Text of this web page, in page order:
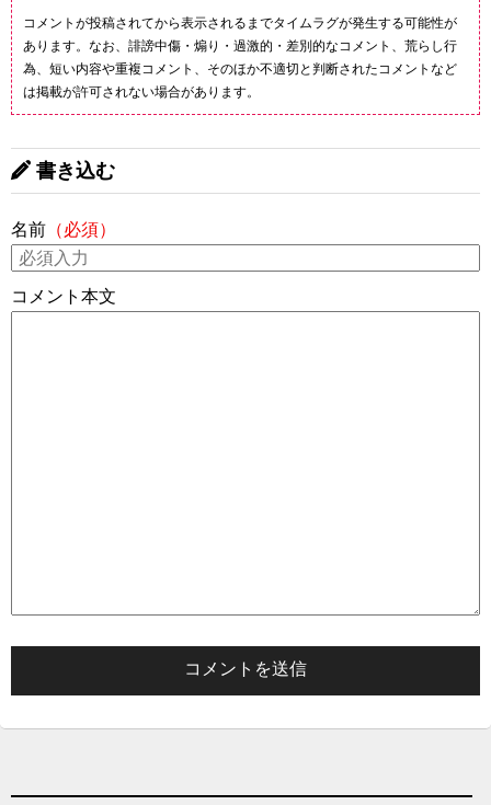
コメントが投稿されてから表示されるまでタイムラグが発生する可能性が
あります。なお、誹謗中傷・煽り・過激的・差別的なコメント、荒らし行
為、短い内容や重複コメント、そのほか不適切と判断されたコメントなど
は掲載が許可されない場合があります。
書き込む
名前 （必須）
コメント本文